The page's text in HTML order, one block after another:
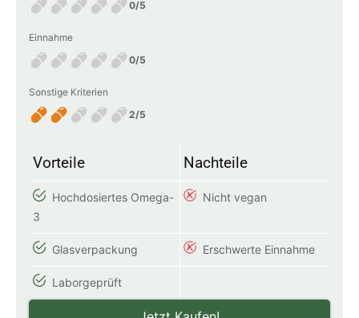
0/5
Einnahme
0/5
Sonstige Kriterien
2/5
Vorteile Nachteile
Hochdosiertes Omega-
3
Nicht vegan
Glasverpackung Erschwerte Einnahme
Laborgeprüft